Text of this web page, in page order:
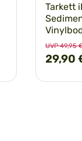
Tarkett
UVP 49,95
29,90